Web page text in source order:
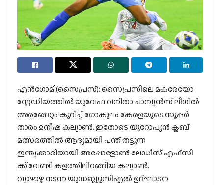
എന്‍ഗോമി(സൈപ്രസ്): സൈപ്രസിലെ മകരേയോ
സ്റ്റേഡിയത്തില്‍ യുവേഫ വനിതാ ചാമ്പ്യന്‍സ് ലീഗില്‍
അരങ്ങേറ്റം കുറിച്ച് ഗോകുലം കേരളയുടെ സൂപ്പര്‍
താരം മനീഷ കല്യാണ്‍. ഇതോടെ യൂറോപ്യന്‍ ക്ലബ്
മത്സരത്തില്‍ ആദ്യമായി പന്ത് തട്ടുന്ന
ഇന്ത്യക്കാരിയായി അപ്പോളോണ്‍ ലേഡീസ് എഫ്സി
ക്ക് വേണ്ടി കളത്തിലിറങ്ങിയ കല്യാണ്‍.
വ്യാഴാഴ്ച നടന്ന യുഡബ്ല്യുസിഎല്‍ ഉദ്ഘാടന